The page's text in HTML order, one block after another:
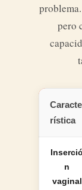
pero
Caracte
rística
Inserció
n
vaginal